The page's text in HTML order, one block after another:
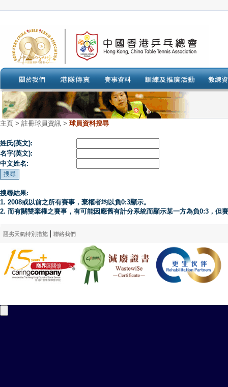
主頁 > 註冊球員資訊 > 球員資料搜尋
姓氏(英文):
名字(英文):
中文姓名:
搜尋結果:
1. 2008或以前之所有賽事，棄權者均以負0:3顯示。
2. 而有關雙棄權之賽事，有可能因應舊有計分系統而顯示某一方為負0:3，但